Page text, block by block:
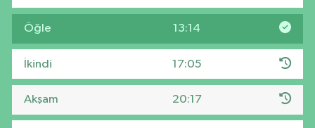
Öğle 13:14
İkindi 17:05
Akşam 20:17